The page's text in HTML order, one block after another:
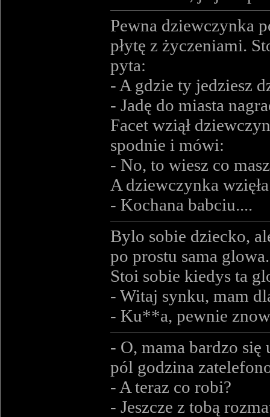
Pewna dziewczynka
płytę z życzeniami.
pyta:
- A gdzie ty jedziesz
- Jadę do miasta
Facet wziął
spodnie i mówi:
- No, to wiesz co
A dziewczynka
- Kochana babciu....
Bylo sobie dziecko,
po prostu sama glowa.
Stoi sobie kiedys ta
- Witaj synku, mam
- Ku**a, pewnie
- O, mama bardzo się
pól godzina
- A teraz co robi?
- Jeszcze z tobą